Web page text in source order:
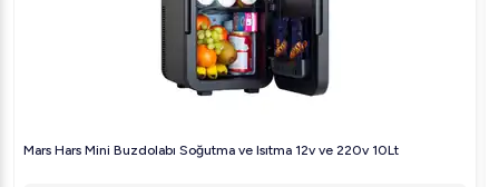
Mars Hars Mini Buzdolabı Soğutma ve Isıtma 12v ve 220v 10Lt